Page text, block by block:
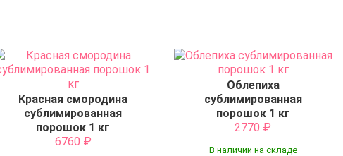
Красная смородина
сублимированная
порошок 1 кг
6760 ₽
Облепиха
сублимированная
порошок 1 кг
2770 ₽
В наличии на складе